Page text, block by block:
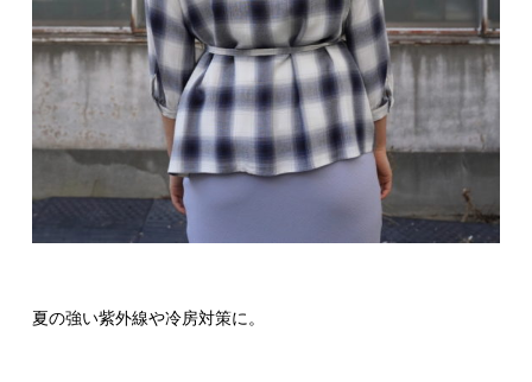
夏の強い紫外線や冷房対策に。